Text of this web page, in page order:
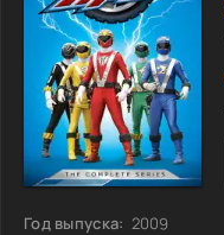
Год выпуска: 2009